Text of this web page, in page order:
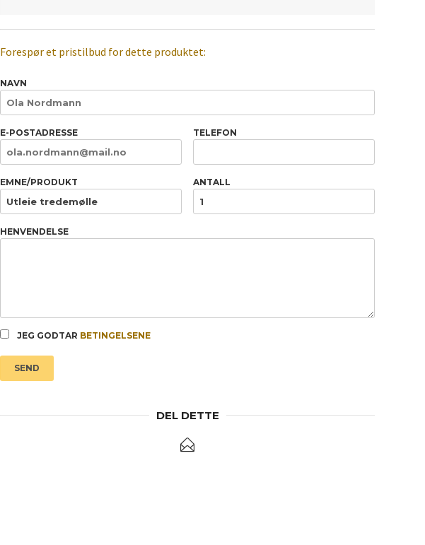
Forespør et pristilbud for dette produktet:
NAVN
E-POSTADRESSE TELEFON
EMNE/PRODUKT ANTALL
HENVENDELSE
JEG GODTAR BETINGELSENE
SEND
DEL DETTE